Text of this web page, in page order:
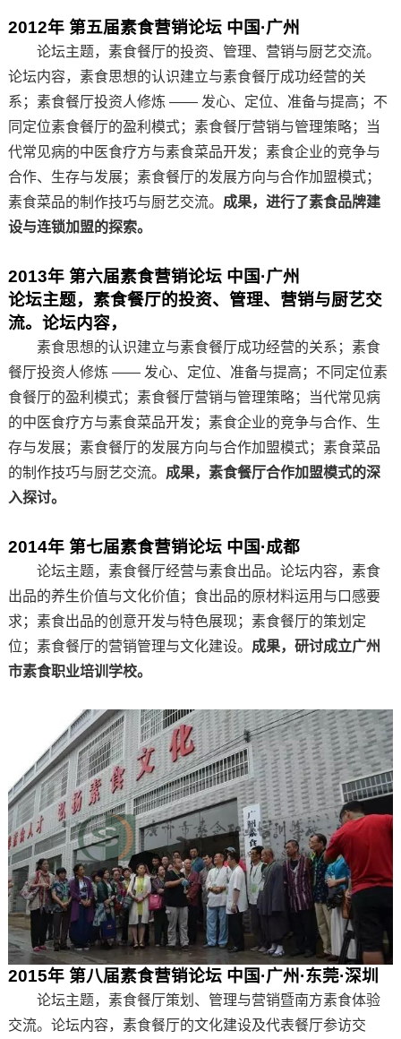
2012年 第五届素食营销论坛 中国·广州
论坛主题，素食餐厅的投资、管理、营销与厨艺交流。
论坛内容，素食思想的认识建立与素食餐厅成功经营的关
系；素食餐厅投资人修炼 —— 发心、定位、准备与提高；不
同定位素食餐厅的盈利模式；素食餐厅营销与管理策略；当
代常见病的中医食疗方与素食菜品开发；素食企业的竞争与
合作、生存与发展；素食餐厅的发展方向与合作加盟模式；
素食菜品的制作技巧与厨艺交流。 成果，进行了素食品牌建
设与连锁加盟的探索。
2013年 第六届素食营销论坛 中国·广州
论坛主题，素食餐厅的投资、管理、营销与厨艺交
流。论坛内容，
素食思想的认识建立与素食餐厅成功经营的关系；素食
餐厅投资人修炼 —— 发心、定位、准备与提高；不同定位素
食餐厅的盈利模式；素食餐厅营销与管理策略；当代常见病
的中医食疗方与素食菜品开发；素食企业的竞争与合作、生
存与发展；素食餐厅的发展方向与合作加盟模式；素食菜品
的制作技巧与厨艺交流。 成果，素食餐厅合作加盟模式的深
入探讨。
2014年 第七届素食营销论坛 中国·成都
论坛主题，素食餐厅经营与素食出品。论坛内容，素食
出品的养生价值与文化价值；食出品的原材料运用与口感要
求；素食出品的创意开发与特色展现；素食餐厅的策划定
位；素食餐厅的营销管理与文化建设。 成果，研讨成立广州
市素食职业培训学校。
2015年 第八届素食营销论坛 中国·广州·东莞·深圳
论坛主题，素食餐厅策划、管理与营销暨南方素食体验
交流。论坛内容，素食餐厅的文化建设及代表餐厅参访交